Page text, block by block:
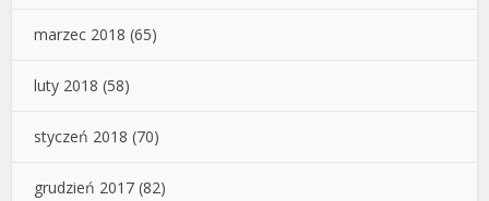
marzec 2018 (65)
luty 2018 (58)
styczeń 2018 (70)
grudzień 2017 (82)